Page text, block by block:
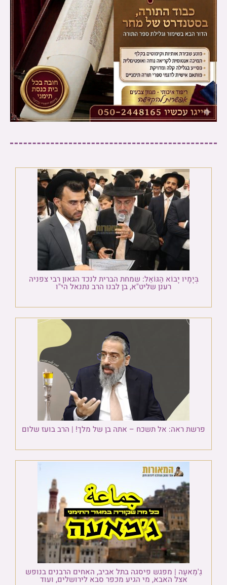
בְּיָמָיו יָבוֹא הַגּוֹאֵל: שמחת הברית לנכד הגאון רבי צפניה
רענן שליט"א, בן לבנו הרב נתנאל הי"ו
פרשת ראה: אל תשכח – אתה בן של מלך! | הרב בועז שלום
גַ'מַאעַה | מפגש פיסגה בתל אביב, האחים הרבנים בנופש
אצל האבא, מי הגיע מכפר סבא לירושלים, ועוד